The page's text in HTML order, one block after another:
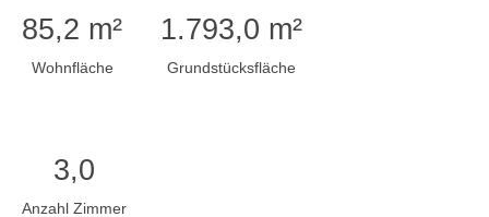
85,2 m²
Wohnfläche
1.793,0 m²
Grundstücksfläche
3,0
Anzahl Zimmer